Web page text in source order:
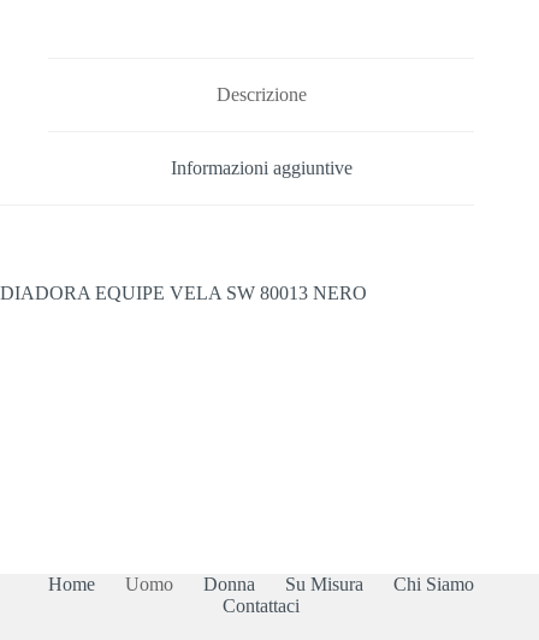
Descrizione
Informazioni aggiuntive
DIADORA EQUIPE VELA SW 80013 NERO
Home Uomo Donna Su Misura
Chi Siamo
Contattaci